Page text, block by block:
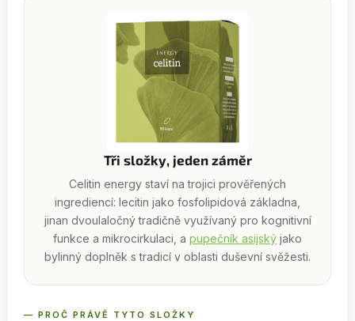
Tři složky, jeden záměr
Celitin energy staví na trojici prověřených
ingrediencí: lecitin jako fosfolipidová základna,
jinan dvoulaločný tradičně využívaný pro kognitivní
funkce a mikrocirkulaci, a pupečník asijský jako
bylinný doplněk s tradicí v oblasti duševní svěžesti.
— PROČ PRÁVĚ TYTO SLOŽKY